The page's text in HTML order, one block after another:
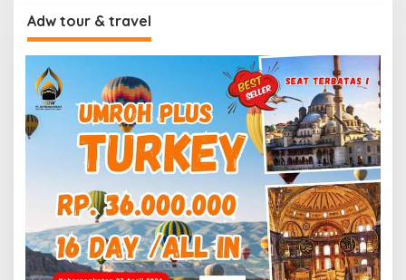
Adw tour & travel